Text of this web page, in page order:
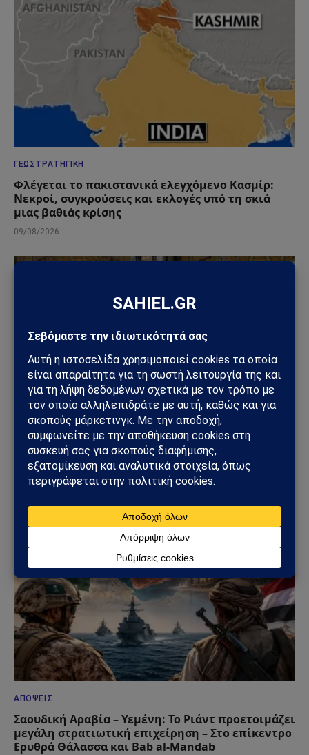
ΓΕΩΣΤΡΑΤΗΓΙΚΉ
Φλέγεται το πακιστανικά ελεγχόμενο Κασμίρ:
Νεκροί, συγκρούσεις και εκλογές υπό τη σκιά
μιας βαθιάς κρίσης
09/08/2026
ΓΕΩΣΤΡΑΤΗΓΙΚΉ
Συμφωνία της Μέκκας: Τουρκία, Σαουδική Αραβία
και Πακιστάν δημιουργούν νέο αμυντικό άξονα –
Οι επιπτώσεις για την Ελλάδα
ΑΠΌΨΕΙΣ
Σαουδική Αραβία – Υεμένη: Το Ριάντ προετοιμάζει
μεγάλη στρατιωτική επιχείρηση – Στο επίκεντρο
Ερυθρά Θάλασσα και Bab al-Mandab